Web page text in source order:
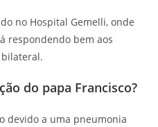
no Hospital Gemelli, onde
respondendo bem aos
do papa Francisco?
devido a uma pneumonia